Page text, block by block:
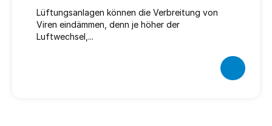
Lüftungsanlagen können die Verbreitung von
Viren eindämmen, denn je höher der
Luftwechsel,...